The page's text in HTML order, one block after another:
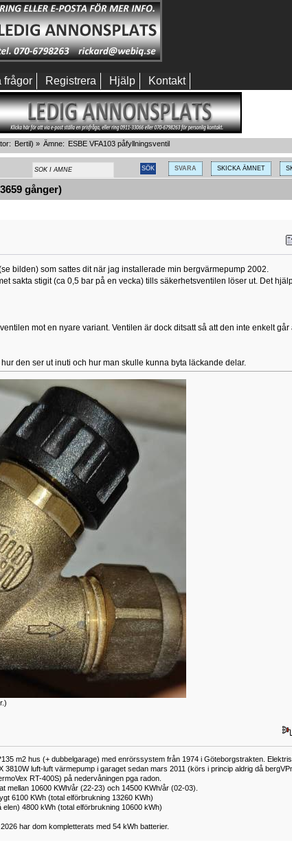
frågor Registrera Hjälp Kontakt
Bertil) » Ämne: ESBE VFA103 påfyllningsventil
SVARA SKICKA ÄMNET
gånger)
bilden) som sattes dit när jag installerade min bergvärmepump 2002.
sakta stigit (ca 0,5 bar på en vecka) tills säkerhetsventilen löser ut. Det
mot en nyare variant. Ventilen är dock ditsatt så att den inte enkelt går
den ser ut inuti och hur man skulle kunna byta läckande delar.
m2 hus (+ dubbelgarage) med enrörssystem från 1974 i Göteborgstrakten.
luft-luft värmepump i garaget sedan mars 2011 (körs i princip aldrig då
RT-400S) på nedervåningen pga radon.
10600 KWh/år (22-23) och 14500 KWh/år (02-03).
6100 KWh (total elförbrukning 13260 KWh)
4800 kWh (total elförbrukning 10600 kWh)
har dom kompletterats med 54 kWh batterier.